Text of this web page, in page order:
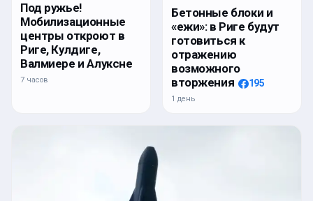
Под ружье!
Мобилизационные
центры откроют в
Риге, Кулдиге,
Валмиере и Алуксне
7 часов
Бетонные блоки и
«ежи»: в Риге будут
готовиться к
отражению
возможного
вторжения
195
1 день